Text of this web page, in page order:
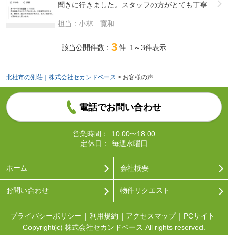
聞きに行きました。スタッフの方がとても丁寧に
近づきました。自然に囲まれた素敵な物件が沢山
あったので、じっくり選びたいと思います。引き
続きよろしくお願いします。
担当：小林 寛和
該当公開件数： 3件 1～3件表示
北杜市の別荘｜株式会社セカンドベース > お客様の声
電話でお問い合わせ
営業時間：
10:00〜18:00
定休日：
毎週水曜日
ホーム 会社概要
お問い合わせ 物件リクエスト
プライバシーポリシー 利用規約 アクセスマップ
PCサイト
Copyright(c) 株式会社セカンドベース All rights reserved.